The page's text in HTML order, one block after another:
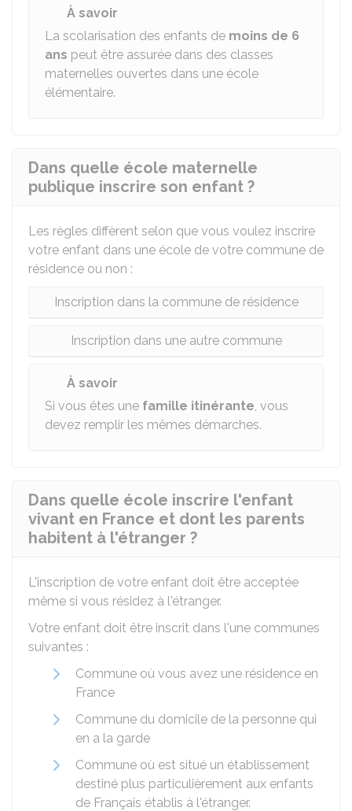
À savoir
La scolarisation des enfants de moins de 6
ans peut être assurée dans des classes
maternelles ouvertes dans une école
élémentaire.
Dans quelle école maternelle
publique inscrire son enfant ?
Les règles diffèrent selon que vous voulez inscrire
votre enfant dans une école de votre commune de
résidence ou non :
Inscription dans la commune de résidence
Inscription dans une autre commune
À savoir
Si vous êtes une famille itinérante, vous
devez remplir les mêmes démarches.
Dans quelle école inscrire l'enfant
vivant en France et dont les parents
habitent à l'étranger ?
L'inscription de votre enfant doit être acceptée
même si vous résidez à l'étranger.
Votre enfant doit être inscrit dans l'une communes
suivantes :
Commune où vous avez une résidence en
France
Commune du domicile de la personne qui
en a la garde
Commune où est situé un établissement
destiné plus particulièrement aux enfants
de Français établis à l'étranger.